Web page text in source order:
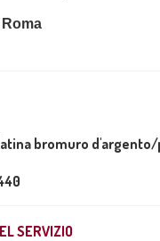
Roma
bromuro
SERVIZIO